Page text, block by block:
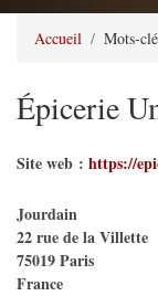
Accueil Mots-
Épicerie
Site web : https://
Jourdain
22 rue de la Villette
75019Paris
France